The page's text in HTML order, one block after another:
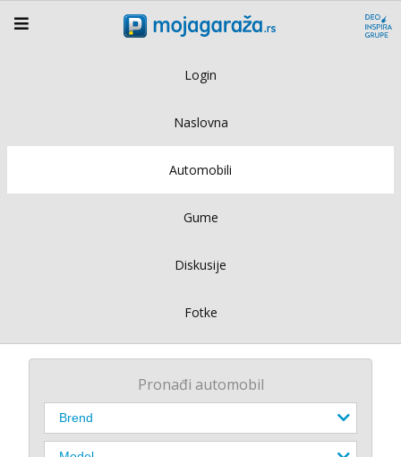
Login
Naslovna
Automobili
Gume
Diskusije
Fotke
Pronađi automobil